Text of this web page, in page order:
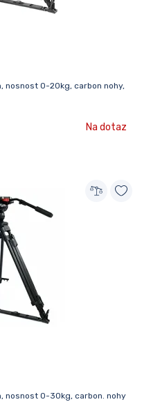
nosnost 0-20kg, carbon nohy,
Na dotaz
nosnost 0-30kg, carbon. nohy